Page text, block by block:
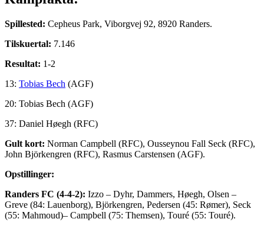
Spillested: Cepheus Park, Viborgvej 92, 8920 Randers.
Tilskuertal: 7.146
Resultat: 1-2
13: Tobias Bech (AGF)
20: Tobias Bech (AGF)
37: Daniel Høegh (RFC)
Gult kort: Norman Campbell (RFC), Ousseynou Fall Seck (RFC),
John Björkengren (RFC), Rasmus Carstensen (AGF).
Opstillinger:
Randers FC (4-4-2): Izzo – Dyhr, Dammers, Høegh, Olsen –
Greve (84: Lauenborg), Björkengren, Pedersen (45: Rømer), Seck
(55: Mahmoud)– Campbell (75: Themsen), Touré (55: Touré).